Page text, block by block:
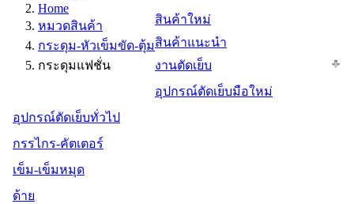
Home
หมวดสินค้า
กระดุม-หัวเข็มขัด-ตุ้ม
กระดุมแฟชั่น
สินค้าใหม่
สินค้าแนะนำ
งานตัดเย็บ
อุปกรณ์ตัดเย็บมือใหม่
อุปกรณ์ตัดเย็บทั่วไป
กรรไกร-คัตเตอร์
เข็ม-เข็มหมุด
ด้าย